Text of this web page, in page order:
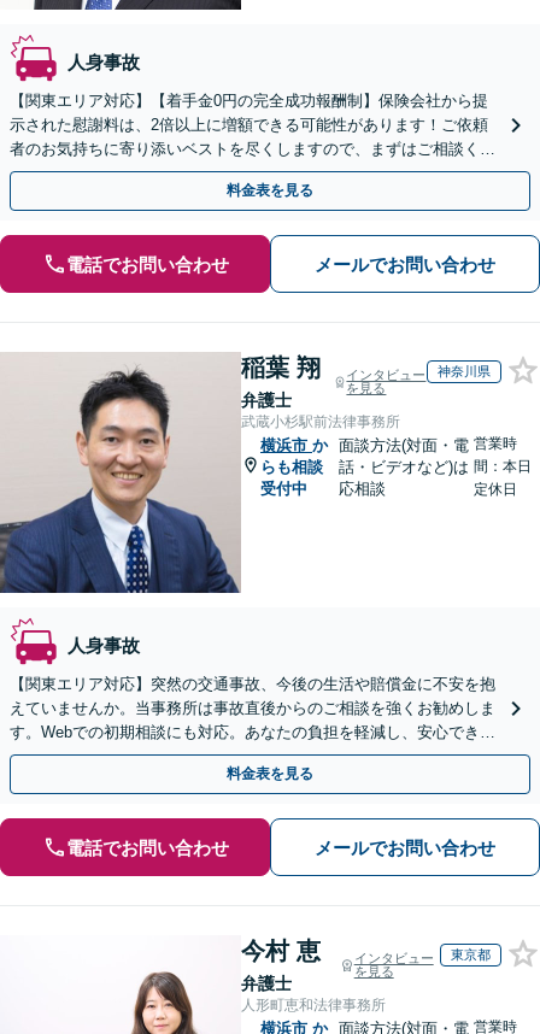
人身事故
【関東エリア対応】【着手金0円の完全成功報酬制】保険会社から提
示された慰謝料は、2倍以上に増額できる可能性があります！ご依頼
者のお気持ちに寄り添いベストを尽くしますので、まずはご相談くだ
さい【初回面談30分無料】【弁護士特約利用で実質0円】
料金表を見る
電話でお問い合わせ メールでお問い合わせ
稲葉 翔
弁護士
インタビュー
を見る
神奈川県
武蔵小杉駅前法律事務所
横浜市 か
らも相談
受付中
面談方法(対面・電
話・ビデオなど)は
応相談
営業時
間：本日
定休日
人身事故
【関東エリア対応】突然の交通事故、今後の生活や賠償金に不安を抱
えていませんか。当事務所は事故直後からのご相談を強くお勧めしま
す。Webでの初期相談にも対応。あなたの負担を軽減し、安心できる
未来へ導きます。【初回相談無料】
料金表を見る
電話でお問い合わせ メールでお問い合わせ
今村 恵
弁護士
インタビュー
を見る
東京都
人形町恵和法律事務所
横浜市 か 面談方法(対面・電 営業時